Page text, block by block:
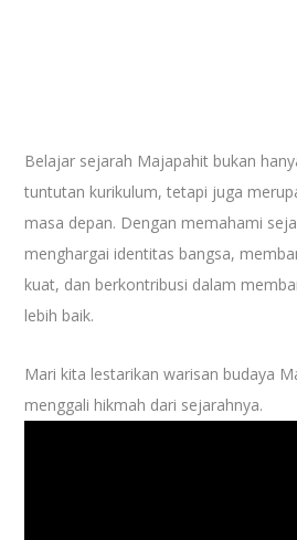
Belajar sejarah Majapahit bukan
tuntutan kurikulum, tetapi juga
masa depan. Dengan memahami
menghargai identitas bangsa,
kuat, dan berkontribusi dalam
lebih baik.
Mari kita lestarikan warisan budaya
menggali hikmah dari sejarahnya.